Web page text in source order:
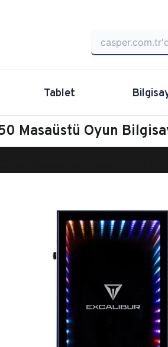
Tablet
Masaüstü Oyun